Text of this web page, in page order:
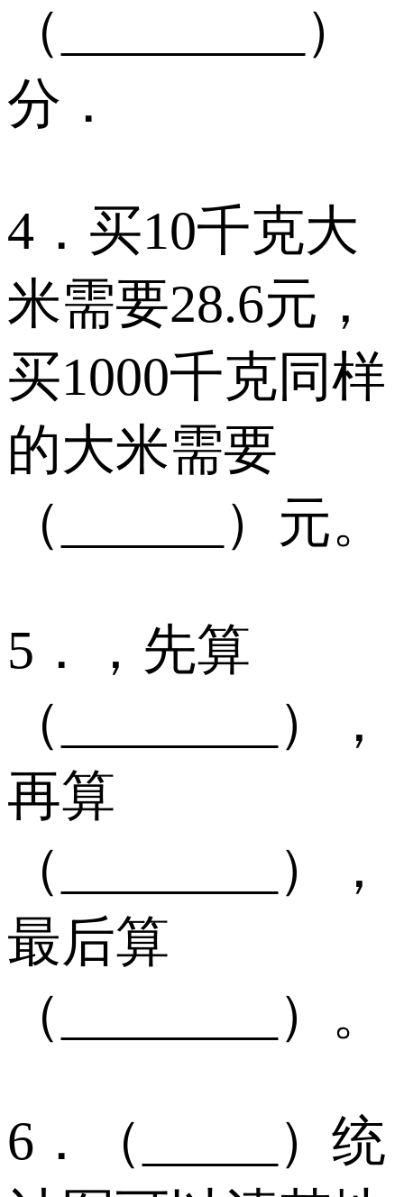
（_________）
分．
4．买10千克大
米需要28.6元，
买1000千克同样
的大米需要
（______）元。
5．，先算
（________），
再算
（________），
最后算
（________）。
6．（_____）统